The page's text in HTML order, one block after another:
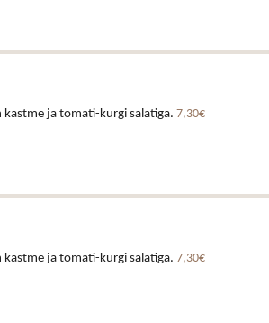
kastme ja tomati-kurgi salatiga. 7,30€
kastme ja tomati-kurgi salatiga. 7,30€